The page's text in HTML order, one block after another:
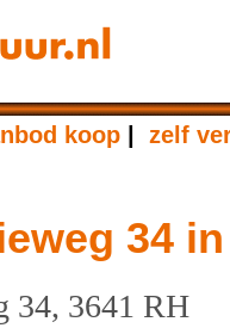
koop zelf
34
34, 3641 RH